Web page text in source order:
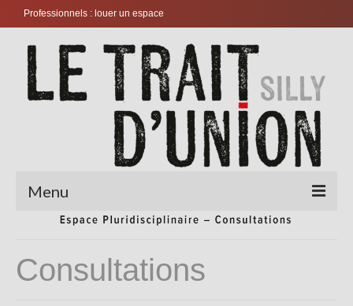
Professionnels : louer un espace
Menu
Consultations
Consultations